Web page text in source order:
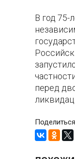
В год 75-
перед